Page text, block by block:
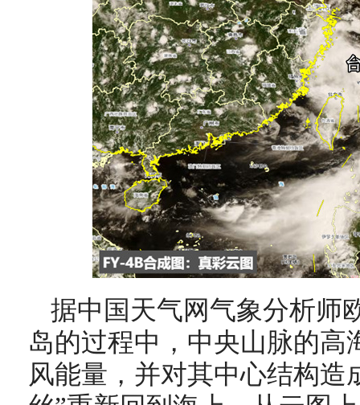
据中国天气网气象分析师
岛的过程中，中央山脉的高
风能量，并对其中心结构造